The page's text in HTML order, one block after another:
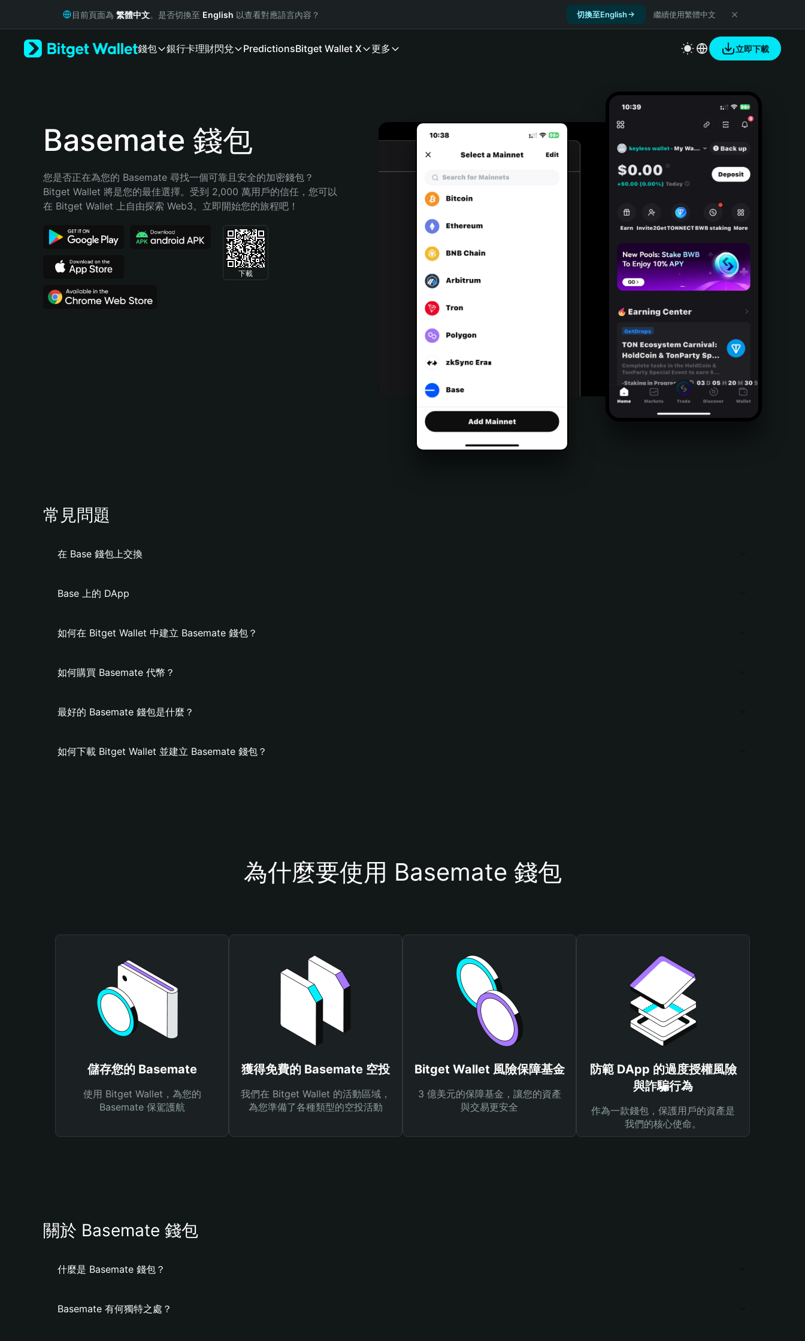
Русский
Bahasa Indonesia
Español (Argentina)
目前頁面為 繁體中文。是否切換至 English 以查看對應語言內容？ 切換至English 繼續使用繁體中文
錢包 銀行卡理財閃兌 PredictionsBitget Wallet X 更多 立即下載
Basemate 錢包
您是否正在為您的 Basemate 尋找一個可靠且安全的加密錢包？
Bitget Wallet 將是您的最佳選擇。受到 2,000 萬用戶的信任，您可以
在 Bitget Wallet 上自由探索 Web3。立即開始您的旅程吧！
下載
常見問題
在 Base 錢包上交換
Base 上的 DApp
如何在 Bitget Wallet 中建立 Basemate 錢包？
如何購買 Basemate 代幣？
最好的 Basemate 錢包是什麼？
如何下載 Bitget Wallet 並建立 Basemate 錢包？
為什麼要使用 Basemate 錢包
儲存您的 Basemate
使用 Bitget Wallet，為您的
Basemate 保駕護航
獲得免費的 Basemate 空投
我們在 Bitget Wallet 的活動區域，
為您準備了各種類型的空投活動
Bitget Wallet 風險保障基金
3 億美元的保障基金，讓您的資產
與交易更安全
防範 DApp 的過度授權風險
與詐騙行為
作為一款錢包，保護用戶的資產是
我們的核心使命。
關於 Basemate 錢包
什麼是 Basemate 錢包？
Basemate 有何獨特之處？